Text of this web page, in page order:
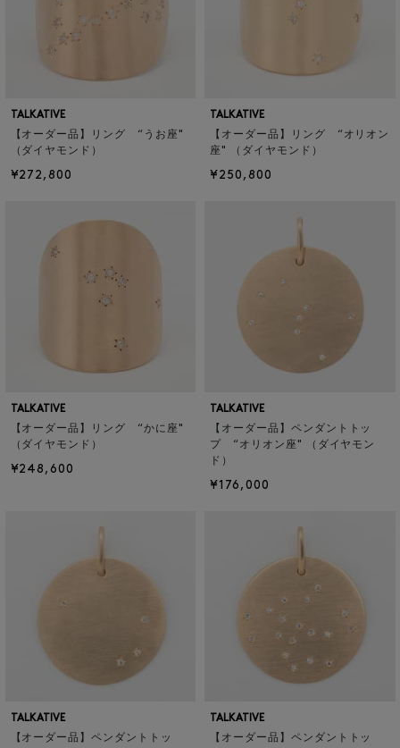
TALKATIVE
【オーダー品】リング “うお座"
（ダイヤモンド）
¥272,800
TALKATIVE
【オーダー品】リング “オリオン
座" （ダイヤモンド）
¥250,800
TALKATIVE
【オーダー品】リング “かに座"
（ダイヤモンド）
¥248,600
TALKATIVE
【オーダー品】ペンダントトッ
プ “オリオン座" （ダイヤモン
ド）
¥176,000
TALKATIVE
【オーダー品】ペンダントトッ
TALKATIVE
【オーダー品】ペンダントトッ